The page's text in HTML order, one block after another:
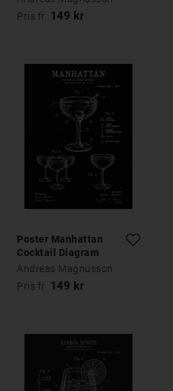
Pris fr. 149 kr
Poster Manhattan
Cocktail Diagram
Andreas Magnusson
Pris fr. 149 kr